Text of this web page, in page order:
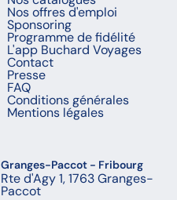
Nos offres d'emploi
Sponsoring
Programme de fidélité
L'app Buchard Voyages
Contact
Presse
FAQ
Conditions générales
Mentions légales
Granges-Paccot - Fribourg
Rte d'Agy 1, 1763 Granges-
Paccot